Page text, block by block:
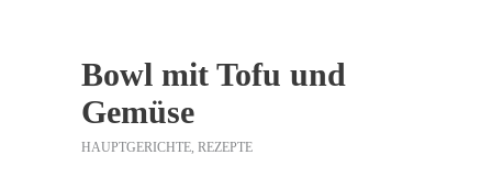
Bowl mit Tofu und
Gemüse
HAUPTGERICHTE, REZEPTE